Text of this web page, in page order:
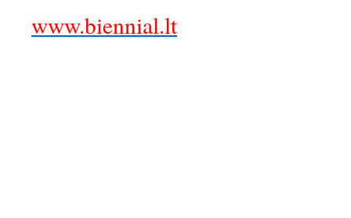
www.biennial.lt